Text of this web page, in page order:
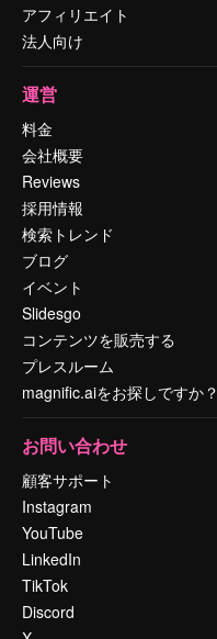
アフィリエイト
法人向け
運営
料金
会社概要
Reviews
採用情報
検索トレンド
ブログ
イベント
Slidesgo
コンテンツを販売する
プレスルーム
magnific.aiをお探しですか？
お問い合わせ
顧客サポート
Instagram
YouTube
LinkedIn
TikTok
Discord